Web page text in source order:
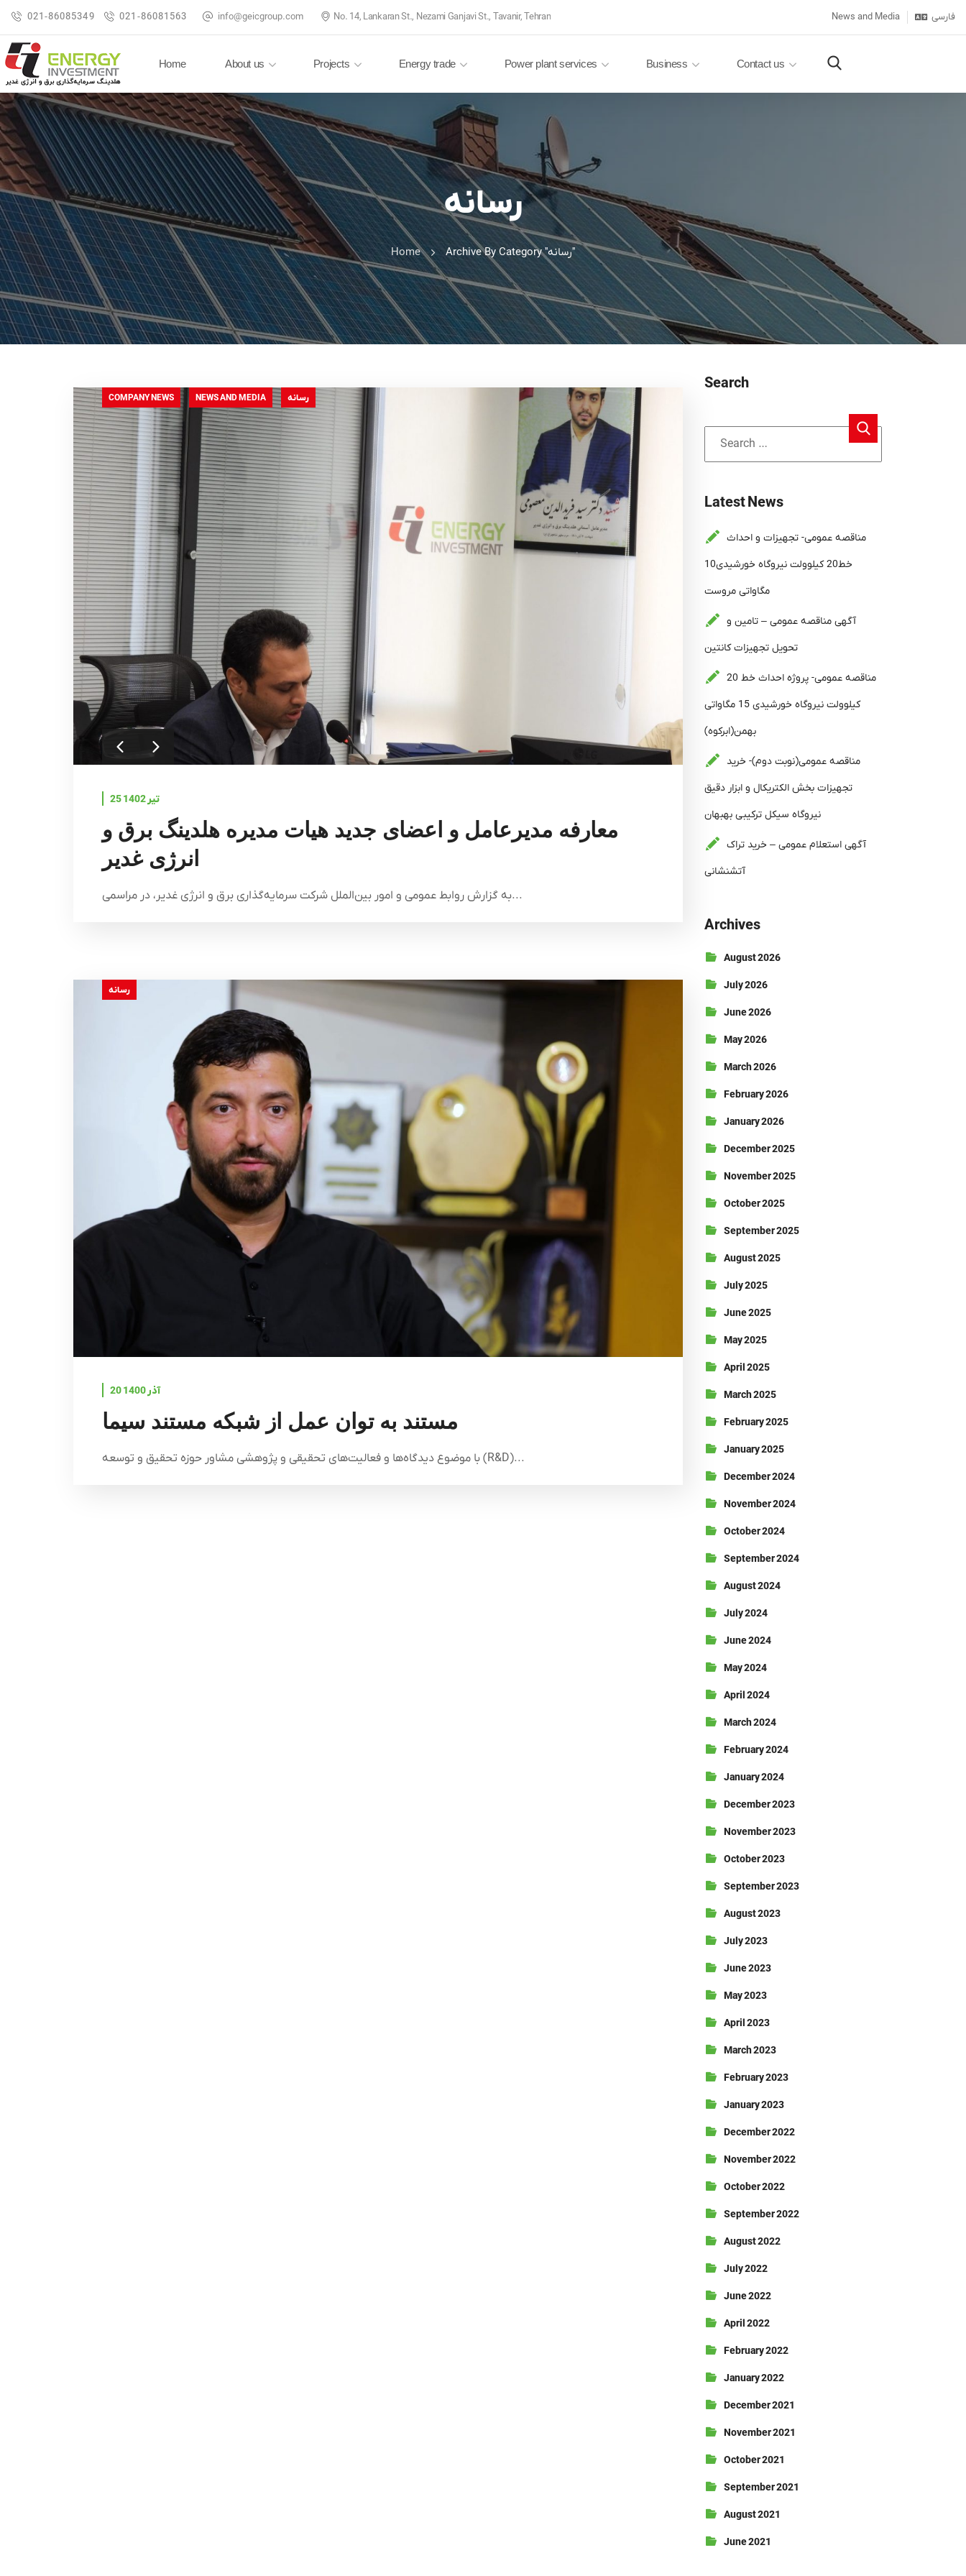
021-86085349 021-86081563 info@geicgroup.com No. 14, Lankaran St., Nezami Ganjavi St., Tavanir, Tehran News and Media فارسی
Home About us Projects Energy trade Power plant services Business Contact us
رسانه
Home Archive By Category "رسانه"
COMPANY NEWS NEWS AND MEDIA رسانه
25 تیر 1402
معارفه مدیرعامل و اعضای جدید هیات مدیره هلدینگ برق و
انرژی غدیر
به گزارش روابط عمومی و امور بین‌الملل شرکت سرمایه‌گذاری برق و انرژی غدیر، در مراسمی...
رسانه
20 آذر 1400
مستند به توان عمل از شبکه مستند سیما
با موضوع دیدگاه‌ها و فعالیت‌های تحقیقی و پژوهشی مشاور حوزه تحقيق و توسعه (R&D)...
Search
Latest News
مناقصه عمومی- تجهیزات و احداث
خط20 کیلوولت نیروگاه خورشیدی10
مگاواتی مروست
آگهی مناقصه عمومی – تامین و
تحویل تجهیزات کانتین
مناقصه عمومی- پروژه احداث خط 20
کیلوولت نیروگاه خورشیدی 15 مگاواتی
بهمن(ابرکوه)
مناقصه عمومی(نوبت دوم)- خرید
تجهیزات بخش الکتریکال و ابزار دقیق
نیروگاه سیکل ترکیبی بهبهان
آگهی استعلام عمومی – خرید تراک
آتشنشانی
Archives
August 2026
July 2026
June 2026
May 2026
March 2026
February 2026
January 2026
December 2025
November 2025
October 2025
September 2025
August 2025
July 2025
June 2025
May 2025
April 2025
March 2025
February 2025
January 2025
December 2024
November 2024
October 2024
September 2024
August 2024
July 2024
June 2024
May 2024
April 2024
March 2024
February 2024
January 2024
December 2023
November 2023
October 2023
September 2023
August 2023
July 2023
June 2023
May 2023
April 2023
March 2023
February 2023
January 2023
December 2022
November 2022
October 2022
September 2022
August 2022
July 2022
June 2022
April 2022
February 2022
January 2022
December 2021
November 2021
October 2021
September 2021
August 2021
June 2021